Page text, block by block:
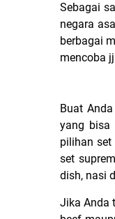
Sebagai
negara
berbagai
mencoba
Buat
yang bisa
pilihan set
set
dish, nasi
Jika Anda